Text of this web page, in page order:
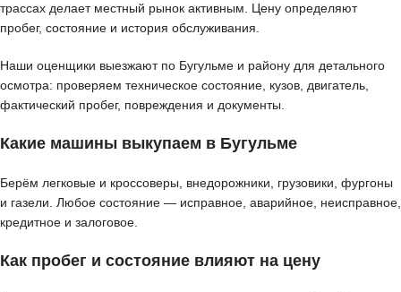
трассах делает местный рынок активным. Цену определяют
пробег, состояние и история обслуживания.
Наши оценщики выезжают по Бугульме и району для детального
осмотра: проверяем техническое состояние, кузов, двигатель,
фактический пробег, повреждения и документы.
Какие машины выкупаем в Бугульме
Берём легковые и кроссоверы, внедорожники, грузовики, фургоны
и газели. Любое состояние — исправное, аварийное, неисправное,
кредитное и залоговое.
Как пробег и состояние влияют на цену